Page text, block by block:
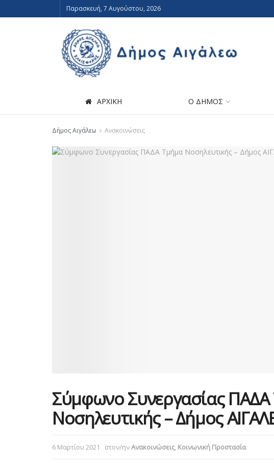
Παρασκευή, 7 Αυγούστου, 2026
ΑΡΧΙΚΗ Ο ΔΗΜΟΣ
Δήμος Αιγάλεω Ανακοινώσεις
Σύμφωνο Συνεργασίας
Νοσηλευτικής – Δήμος
6 Μαρτίου 2021 στον/ηνΑνακοινώσεις, Κοινωνική Προστασία